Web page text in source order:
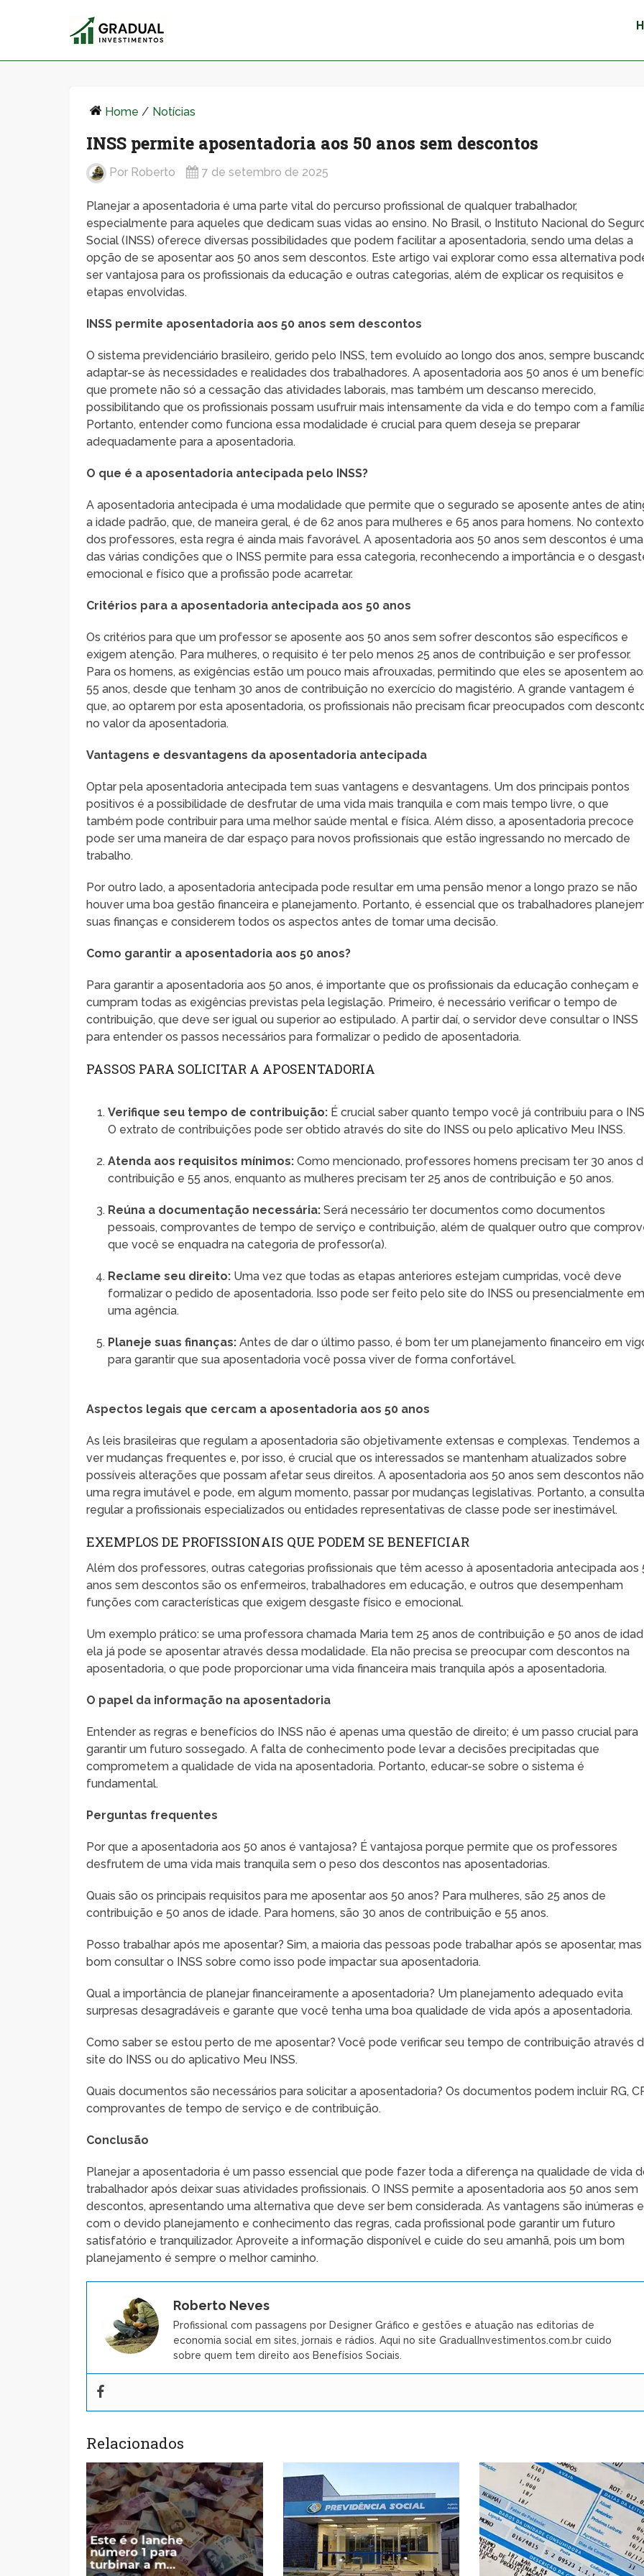
Home / Notícias
INSS permite aposentadoria aos 50 anos sem descontos
Por Roberto 7 de setembro de 2025
Planejar a aposentadoria é uma parte vital do percurso profissional de qualquer trabalhador,
especialmente para aqueles que dedicam suas vidas ao ensino. No Brasil, o Instituto Nacional do
Social (INSS) oferece diversas possibilidades que podem facilitar a aposentadoria, sendo uma delas a
opção de se aposentar aos 50 anos sem descontos. Este artigo vai explorar como essa alternativa
ser vantajosa para os profissionais da educação e outras categorias, além de explicar os requisitos e
etapas envolvidas.
INSS permite aposentadoria aos 50 anos sem descontos
O sistema previdenciário brasileiro, gerido pelo INSS, tem evoluído ao longo dos anos, sempre
adaptar-se às necessidades e realidades dos trabalhadores. A aposentadoria aos 50 anos é um
que promete não só a cessação das atividades laborais, mas também um descanso merecido,
possibilitando que os profissionais possam usufruir mais intensamente da vida e do tempo com a
Portanto, entender como funciona essa modalidade é crucial para quem deseja se preparar
adequadamente para a aposentadoria.
O que é a aposentadoria antecipada pelo INSS?
A aposentadoria antecipada é uma modalidade que permite que o segurado se aposente antes de
a idade padrão, que, de maneira geral, é de 62 anos para mulheres e 65 anos para homens. No contexto
dos professores, esta regra é ainda mais favorável. A aposentadoria aos 50 anos sem descontos é uma
das várias condições que o INSS permite para essa categoria, reconhecendo a importância e o
emocional e físico que a profissão pode acarretar.
Critérios para a aposentadoria antecipada aos 50 anos
Os critérios para que um professor se aposente aos 50 anos sem sofrer descontos são específicos e
exigem atenção. Para mulheres, o requisito é ter pelo menos 25 anos de contribuição e ser professor.
Para os homens, as exigências estão um pouco mais afrouxadas, permitindo que eles se aposentem
55 anos, desde que tenham 30 anos de contribuição no exercício do magistério. A grande vantagem é
que, ao optarem por esta aposentadoria, os profissionais não precisam ficar preocupados com
no valor da aposentadoria.
Vantagens e desvantagens da aposentadoria antecipada
Optar pela aposentadoria antecipada tem suas vantagens e desvantagens. Um dos principais pontos
positivos é a possibilidade de desfrutar de uma vida mais tranquila e com mais tempo livre, o que
também pode contribuir para uma melhor saúde mental e física. Além disso, a aposentadoria precoce
pode ser uma maneira de dar espaço para novos profissionais que estão ingressando no mercado de
trabalho.
Por outro lado, a aposentadoria antecipada pode resultar em uma pensão menor a longo prazo se não
houver uma boa gestão financeira e planejamento. Portanto, é essencial que os trabalhadores
suas finanças e considerem todos os aspectos antes de tomar uma decisão.
Como garantir a aposentadoria aos 50 anos?
Para garantir a aposentadoria aos 50 anos, é importante que os profissionais da educação conheçam e
cumpram todas as exigências previstas pela legislação. Primeiro, é necessário verificar o tempo de
contribuição, que deve ser igual ou superior ao estipulado. A partir daí, o servidor deve consultar o INSS
para entender os passos necessários para formalizar o pedido de aposentadoria.
PASSOS PARA SOLICITAR A APOSENTADORIA
Verifique seu tempo de contribuição: É crucial saber quanto tempo você já contribuiu para o
O extrato de contribuições pode ser obtido através do site do INSS ou pelo aplicativo Meu INSS.
Atenda aos requisitos mínimos: Como mencionado, professores homens precisam ter 30 anos
contribuição e 55 anos, enquanto as mulheres precisam ter 25 anos de contribuição e 50 anos.
Reúna a documentação necessária: Será necessário ter documentos como documentos
pessoais, comprovantes de tempo de serviço e contribuição, além de qualquer outro que
que você se enquadra na categoria de professor(a).
Reclame seu direito: Uma vez que todas as etapas anteriores estejam cumpridas, você deve
formalizar o pedido de aposentadoria. Isso pode ser feito pelo site do INSS ou presencialmente
uma agência.
Planeje suas finanças: Antes de dar o último passo, é bom ter um planejamento financeiro em
para garantir que sua aposentadoria você possa viver de forma confortável.
Aspectos legais que cercam a aposentadoria aos 50 anos
As leis brasileiras que regulam a aposentadoria são objetivamente extensas e complexas. Tendemos a
ver mudanças frequentes e, por isso, é crucial que os interessados se mantenham atualizados sobre
possíveis alterações que possam afetar seus direitos. A aposentadoria aos 50 anos sem descontos
uma regra imutável e pode, em algum momento, passar por mudanças legislativas. Portanto, a
regular a profissionais especializados ou entidades representativas de classe pode ser inestimável.
EXEMPLOS DE PROFISSIONAIS QUE PODEM SE BENEFICIAR
Além dos professores, outras categorias profissionais que têm acesso à aposentadoria antecipada aos
anos sem descontos são os enfermeiros, trabalhadores em educação, e outros que desempenham
funções com características que exigem desgaste físico e emocional.
Um exemplo prático: se uma professora chamada Maria tem 25 anos de contribuição e 50 anos de
ela já pode se aposentar através dessa modalidade. Ela não precisa se preocupar com descontos na
aposentadoria, o que pode proporcionar uma vida financeira mais tranquila após a aposentadoria.
O papel da informação na aposentadoria
Entender as regras e benefícios do INSS não é apenas uma questão de direito; é um passo crucial para
garantir um futuro sossegado. A falta de conhecimento pode levar a decisões precipitadas que
comprometem a qualidade de vida na aposentadoria. Portanto, educar-se sobre o sistema é
fundamental.
Perguntas frequentes
Por que a aposentadoria aos 50 anos é vantajosa? É vantajosa porque permite que os professores
desfrutem de uma vida mais tranquila sem o peso dos descontos nas aposentadorias.
Quais são os principais requisitos para me aposentar aos 50 anos? Para mulheres, são 25 anos de
contribuição e 50 anos de idade. Para homens, são 30 anos de contribuição e 55 anos.
Posso trabalhar após me aposentar? Sim, a maioria das pessoas pode trabalhar após se aposentar,
bom consultar o INSS sobre como isso pode impactar sua aposentadoria.
Qual a importância de planejar financeiramente a aposentadoria? Um planejamento adequado evita
surpresas desagradáveis e garante que você tenha uma boa qualidade de vida após a aposentadoria.
Como saber se estou perto de me aposentar? Você pode verificar seu tempo de contribuição através
site do INSS ou do aplicativo Meu INSS.
Quais documentos são necessários para solicitar a aposentadoria? Os documentos podem incluir RG,
comprovantes de tempo de serviço e de contribuição.
Conclusão
Planejar a aposentadoria é um passo essencial que pode fazer toda a diferença na qualidade de vida
trabalhador após deixar suas atividades profissionais. O INSS permite a aposentadoria aos 50 anos sem
descontos, apresentando uma alternativa que deve ser bem considerada. As vantagens são inúmeras
com o devido planejamento e conhecimento das regras, cada profissional pode garantir um futuro
satisfatório e tranquilizador. Aproveite a informação disponível e cuide do seu amanhã, pois um bom
planejamento é sempre o melhor caminho.
Roberto Neves
Profissional com passagens por Designer Gráfico e gestões e atuação nas editorias de
economia social em sites, jornais e rádios. Aqui no site GradualInvestimentos.com.br cuido
sobre quem tem direito aos Benefísios Sociais.
Relacionados